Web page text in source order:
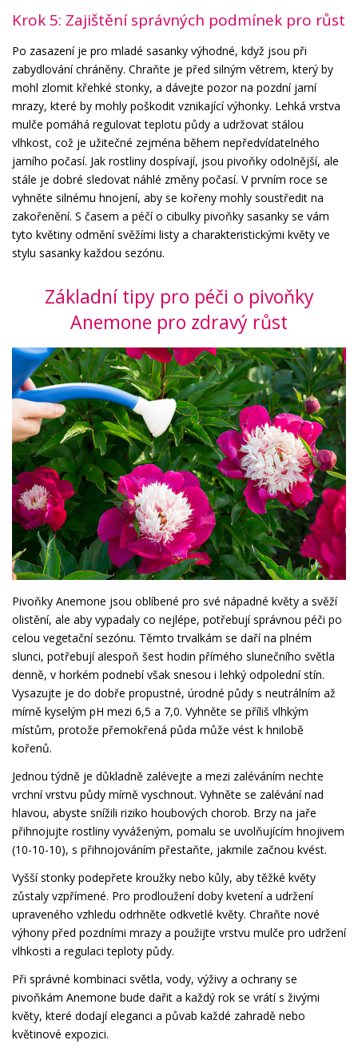
Krok 5: Zajištění správných podmínek pro růst
Po zasazení je pro mladé sasanky výhodné, když jsou při
zabydlování chráněny. Chraňte je před silným větrem, který by
mohl zlomit křehké stonky, a dávejte pozor na pozdní jarní
mrazy, které by mohly poškodit vznikající výhonky. Lehká vrstva
mulče pomáhá regulovat teplotu půdy a udržovat stálou
vlhkost, což je užitečné zejména během nepředvídatelného
jarního počasí. Jak rostliny dospívají, jsou pivoňky odolnější, ale
stále je dobré sledovat náhlé změny počasí. V prvním roce se
vyhněte silnému hnojení, aby se kořeny mohly soustředit na
zakořenění. S časem a péčí o cibulky pivoňky sasanky se vám
tyto květiny odmění svěžími listy a charakteristickými květy ve
stylu sasanky každou sezónu.
Základní tipy pro péči o pivoňky
Anemone pro zdravý růst
Pivoňky Anemone jsou oblíbené pro své nápadné květy a svěží
olistění, ale aby vypadaly co nejlépe, potřebují správnou péči po
celou vegetační sezónu. Těmto trvalkám se daří na plném
slunci, potřebují alespoň šest hodin přímého slunečního světla
denně, v horkém podnebí však snesou i lehký odpolední stín.
Vysazujte je do dobře propustné, úrodné půdy s neutrálním až
mírně kyselým pH mezi 6,5 a 7,0. Vyhněte se příliš vlhkým
místům, protože přemokřená půda může vést k hnilobě
kořenů.
Jednou týdně je důkladně zalévejte a mezi zaléváním nechte
vrchní vrstvu půdy mírně vyschnout. Vyhněte se zalévání nad
hlavou, abyste snížili riziko houbových chorob. Brzy na jaře
přihnojujte rostliny vyváženým, pomalu se uvolňujícím hnojivem
(10-10-10), s přihnojováním přestaňte, jakmile začnou kvést.
Vyšší stonky podepřete kroužky nebo kůly, aby těžké květy
zůstaly vzpřímené. Pro prodloužení doby kvetení a udržení
upraveného vzhledu odrhněte odkvetlé květy. Chraňte nové
výhony před pozdními mrazy a použijte vrstvu mulče pro udržení
vlhkosti a regulaci teploty půdy.
Při správné kombinaci světla, vody, výživy a ochrany se
pivoňkám Anemone bude dařit a každý rok se vrátí s živými
květy, které dodají eleganci a půvab každé zahradě nebo
květinové expozici.